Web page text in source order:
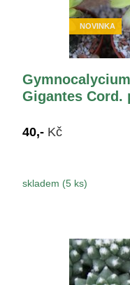
NOVINKA
Gigantes Cord.
40,- Kč
skladem (5 ks)